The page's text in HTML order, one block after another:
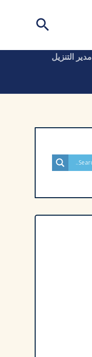
البحث
مدير التنزيل